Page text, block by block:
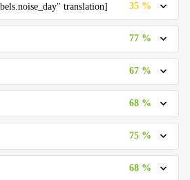
translation] 35 %
77 %
67 %
68 %
75 %
68 %